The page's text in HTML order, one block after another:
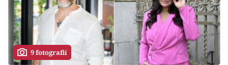
Přihlášení
Sledujte nás
9 fotografií